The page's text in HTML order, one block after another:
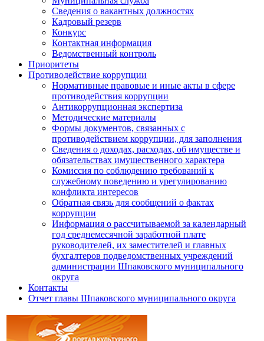
Сведения о вакантных должностях
Кадровый резерв
Конкурс
Контактная информация
Ведомственный контроль
Приоритеты
Противодействие коррупции
Нормативные правовые и иные акты в сфере
противодействия коррупции
Антикоррупционная экспертиза
Методические материалы
Формы документов, связанных с
противодействием коррупции, для заполнения
Сведения о доходах, расходах, об имуществе и
обязательствах имущественного характера
Комиссия по соблюдению требований к
служебному поведению и урегулированию
конфликта интересов
Обратная связь для сообщений о фактах
коррупции
Информация о рассчитываемой за календарный
год среднемесячной заработной плате
руководителей, их заместителей и главных
бухгалтеров подведомственных учреждений
администрации Шпаковского муниципального
округа
Контакты
Отчет главы Шпаковского муниципального округа